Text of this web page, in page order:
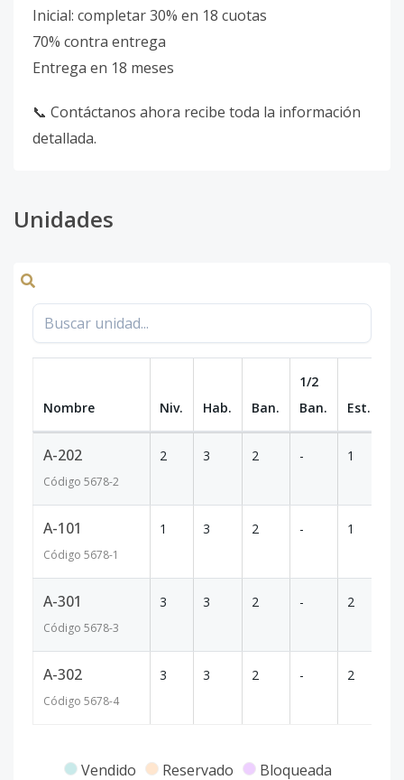
Inicial: completar 30% en 18 cuotas
70% contra entrega
Entrega en 18 meses
📞 Contáctanos ahora recibe toda la información
detallada.
Unidades
Nombre Niv. Hab. Ban.
1/2
Ban.
Est.
A-202
Código 5678-2
2 3 2 - 1
A-101
Código 5678-1
1 3 2 - 1
A-301
Código 5678-3
3 3 2 - 2
A-302
Código 5678-4
3 3 2 - 2
Vendido Reservado Bloqueada